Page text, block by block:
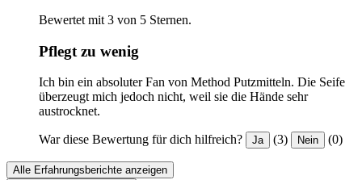
Bewertet mit 3 von 5 Sternen.
Pflegt zu wenig
Ich bin ein absoluter Fan von Method Putzmitteln. Die Seife
überzeugt mich jedoch nicht, weil sie die Hände sehr
austrocknet.
War diese Bewertung für dich hilfreich? Ja (3) Nein (0)
Alle Erfahrungsberichte anzeigen